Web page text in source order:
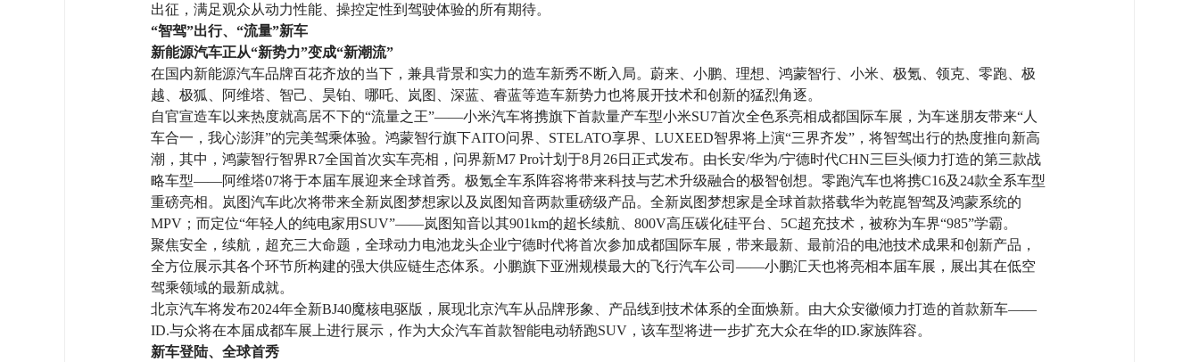
出征，满足观众从动力性能、操控定性到驾驶体验的所有期待。
“智驾”出行、“流量”新车
新能源汽车正从“新势力”变成“新潮流”
在国内新能源汽车品牌百花齐放的当下，兼具背景和实力的造车新秀不断入局。蔚来、小鹏、理想、鸿蒙智行、小米、极氪、领克、零跑、极
越、极狐、阿维塔、智己、昊铂、哪吒、岚图、深蓝、睿蓝等造车新势力也将展开技术和创新的猛烈角逐。
自官宣造车以来热度就高居不下的“流量之王”——小米汽车将携旗下首款量产车型小米SU7首次全色系亮相成都国际车展，为车迷朋友带来“人
车合一，我心澎湃”的完美驾乘体验。鸿蒙智行旗下AITO问界、STELATO享界、LUXEED智界将上演“三界齐发”，将智驾出行的热度推向新高
潮，其中，鸿蒙智行智界R7全国首次实车亮相，问界新M7 Pro计划于8月26日正式发布。由长安/华为/宁德时代CHN三巨头倾力打造的第三款战
略车型——阿维塔07将于本届车展迎来全球首秀。极氪全车系阵容将带来科技与艺术升级融合的极智创想。零跑汽车也将携C16及24款全系车型
重磅亮相。岚图汽车此次将带来全新岚图梦想家以及岚图知音两款重磅级产品。全新岚图梦想家是全球首款搭载华为乾崑智驾及鸿蒙系统的
MPV；而定位“年轻人的纯电家用SUV”——岚图知音以其901km的超长续航、800V高压碳化硅平台、5C超充技术，被称为车界“985”学霸。
聚焦安全，续航，超充三大命题，全球动力电池龙头企业宁德时代将首次参加成都国际车展，带来最新、最前沿的电池技术成果和创新产品，
全方位展示其各个环节所构建的强大供应链生态体系。小鹏旗下亚洲规模最大的飞行汽车公司——小鹏汇天也将亮相本届车展，展出其在低空
驾乘领域的最新成就。
北京汽车将发布2024年全新BJ40魔核电驱版，展现北京汽车从品牌形象、产品线到技术体系的全面焕新。由大众安徽倾力打造的首款新车——
ID.与众将在本届成都车展上进行展示，作为大众汽车首款智能电动轿跑SUV，该车型将进一步扩充大众在华的ID.家族阵容。
新车登陆、全球首秀